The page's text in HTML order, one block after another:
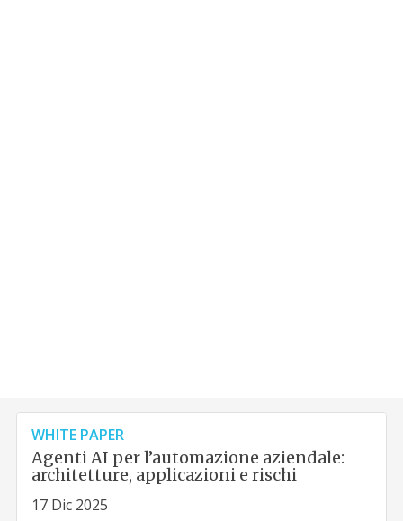
WHITE PAPER
Agenti AI per l’automazione aziendale:
architetture, applicazioni e rischi
17 Dic 2025